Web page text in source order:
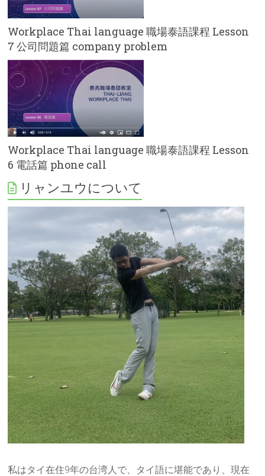
Workplace Thai language 職場泰語課程 Lesson
7 公司問題篇 company problem
Workplace Thai language 職場泰語課程 Lesson
6 電話篇 phone call
リャンユウについて
私はタイ在住9年の台湾人で、タイ語に堪能であり、現在